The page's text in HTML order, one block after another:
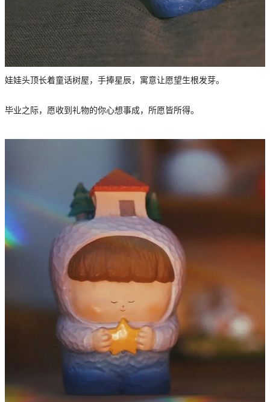
娃娃头顶长着童话树屋，手捧星辰，寓意让愿望生根发芽。
毕业之际，愿收到礼物的你心想事成，所愿皆所得。